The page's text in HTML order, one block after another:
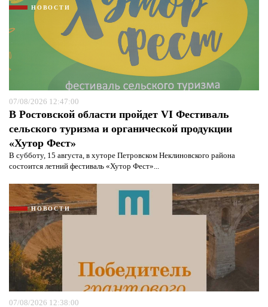
НОВОСТИ
07/08/2026 12:47:00
В Ростовской области пройдет VI Фестиваль
сельского туризма и органической продукции
«Хутор Фест»
В субботу, 15 августа, в хуторе Петровском Неклиновского района
состоится летний фестиваль «Хутор Фест»...
НОВОСТИ
07/08/2026 12:38:00